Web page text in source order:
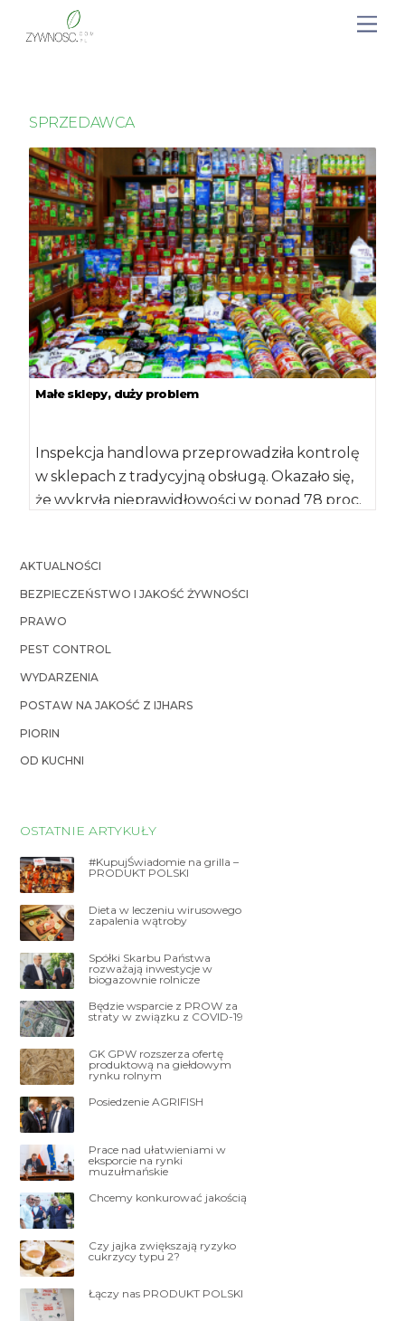
SPRZEDAWCA
Małe sklepy, duży problem
Inspekcja handlowa przeprowadziła kontrolę
w sklepach z tradycyjną obsługą. Okazało się,
że wykryła nieprawidłowości w ponad 78 proc.
AKTUALNOŚCI
BEZPIECZEŃSTWO I JAKOŚĆ ŻYWNOŚCI
PRAWO
PEST CONTROL
WYDARZENIA
POSTAW NA JAKOŚĆ Z IJHARS
PIORIN
OD KUCHNI
OSTATNIE ARTYKUŁY
#KupujŚwiadomie na grilla –
PRODUKT POLSKI
Dieta w leczeniu wirusowego
zapalenia wątroby
Spółki Skarbu Państwa
rozważają inwestycje w
biogazownie rolnicze
Będzie wsparcie z PROW za
straty w związku z COVID-19
GK GPW rozszerza ofertę
produktową na giełdowym
rynku rolnym
Posiedzenie AGRIFISH
Prace nad ułatwieniami w
eksporcie na rynki
muzułmańskie
Chcemy konkurować jakością
Czy jajka zwiększają ryzyko
cukrzycy typu 2?
Łączy nas PRODUKT POLSKI